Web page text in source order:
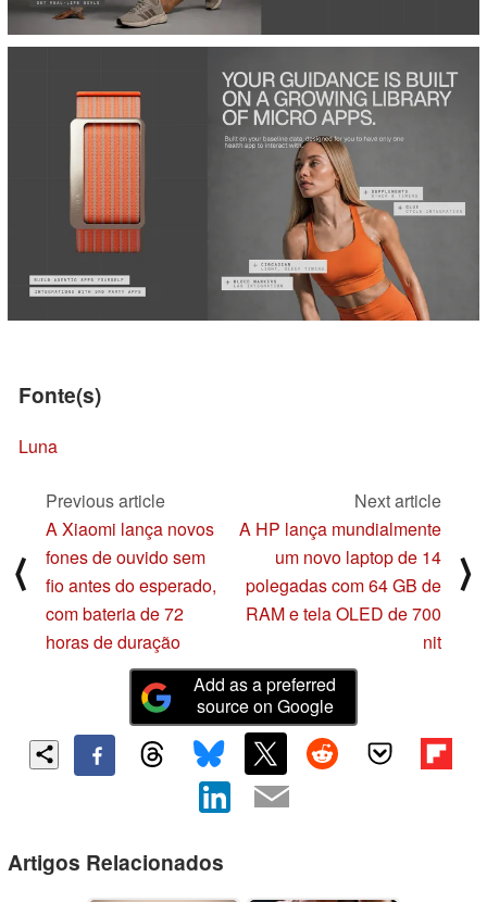
Fonte(s)
Luna
⟨
Previous article
A Xiaomi lança novos
fones de ouvido sem
fio antes do esperado,
com bateria de 72
horas de duração
Next article
A HP lança mundialmente
um novo laptop de 14
polegadas com 64 GB de
RAM e tela OLED de 700
nit
⟩
Add as a preferred
source on Google
Artigos Relacionados